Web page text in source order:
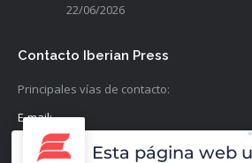
22/06/2026
Contacto Iberian Press
Principales vías de contacto:
E-mail:
info@iberianpress.es
Esta página web